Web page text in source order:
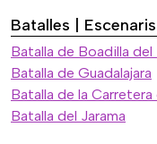
Batalles | Escenaris
Batalla de Boadilla
Batalla de Guadalajara
Batalla de la Carretera
Batalla del Jarama